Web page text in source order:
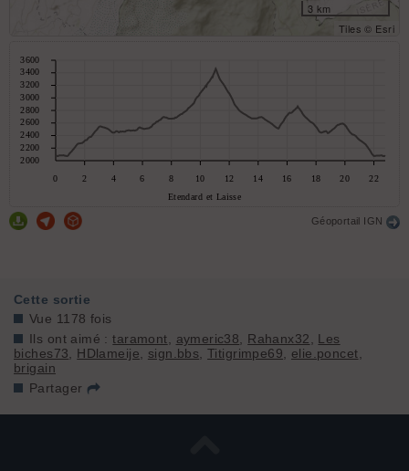
3 km
Tiles © Esri
Géoportail IGN
Cette sortie
Vue 1178 fois
Ils ont aimé :taramont aymeric38 Rahanx32
Les
biches73
HDlameije sign.bbs ,Titigrimpe69 elie.poncet
brigain
Partager